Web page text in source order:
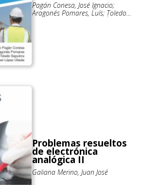
Pagán Conesa, José Ignacio;
Aragonés Pomares, Luís; Toledo
Problemas resueltos
de electrónica
analógica II
Galiana Merino, Juan José